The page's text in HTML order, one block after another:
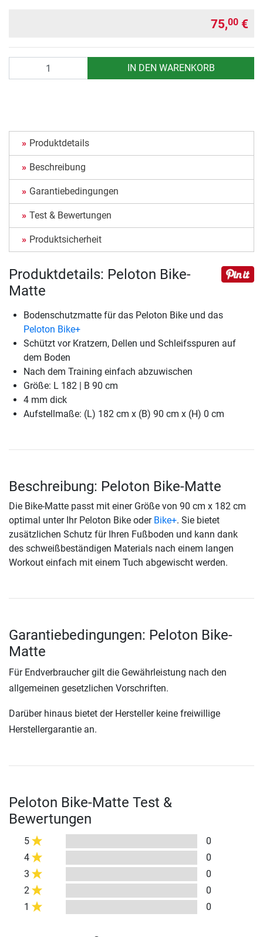
75,00 €
IN DEN WARENKORB
Produktdetails
Beschreibung
Garantiebedingungen
Test & Bewertungen
Produktsicherheit
Produktdetails: Peloton Bike-
Matte
Bodenschutzmatte für das Peloton Bike und das
Peloton Bike+
Schützt vor Kratzern, Dellen und Schleifsspuren auf
dem Boden
Nach dem Training einfach abzuwischen
Größe: L 182 | B 90 cm
4 mm dick
Aufstellmaße: (L) 182 cm x (B) 90 cm x (H) 0 cm
Beschreibung: Peloton Bike-Matte
Die Bike-Matte passt mit einer Größe von 90 cm x 182 cm
optimal unter Ihr Peloton Bike oder Bike+. Sie bietet
zusätzlichen Schutz für Ihren Fußboden und kann dank
des schweißbeständigen Materials nach einem langen
Workout einfach mit einem Tuch abgewischt werden.
Garantiebedingungen: Peloton Bike-
Matte
Für Endverbraucher gilt die Gewährleistung nach den
allgemeinen gesetzlichen Vorschriften.
Darüber hinaus bietet der Hersteller keine freiwillige
Herstellergarantie an.
Peloton Bike-Matte Test &
Bewertungen
5
0
4
0
3
0
2
0
1
0